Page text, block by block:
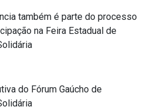
também é parte do processo
na Feira Estadual de
do Fórum Gaúcho de